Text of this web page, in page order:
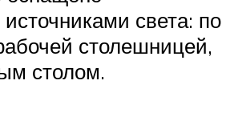
света: по
столешницей,
столом.